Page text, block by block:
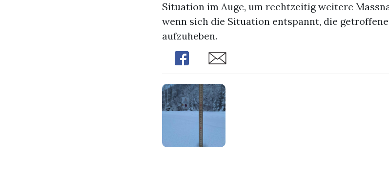
Situation im Auge, um rechtzeitig weitere
wenn sich die Situation entspannt, die
aufzuheben.
Share
Share